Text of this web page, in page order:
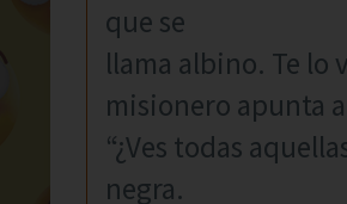
que se
llama albino. Te lo
misionero apunta
“¿Ves todas
negra.